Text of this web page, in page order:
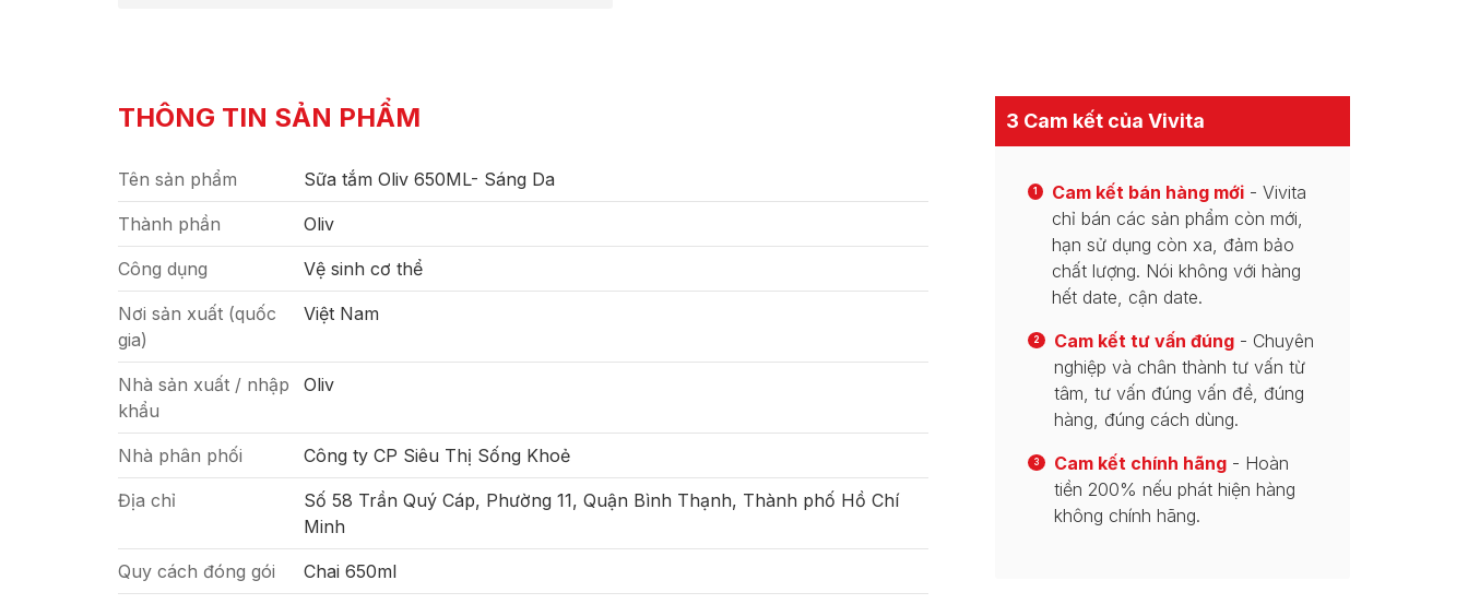
THÔNG TIN SẢN PHẨM
Tên sản phẩm Sữa tắm Oliv 650ML- Sáng Da
Thành phần Oliv
Công dụng Vệ sinh cơ thể
Nơi sản xuất (quốc
gia)
Việt Nam
Nhà sản xuất / nhập
khẩu
Oliv
Nhà phân phối Công ty CP Siêu Thị Sống Khoẻ
Địa chỉ
Số 58 Trần Quý Cáp, Phường 11, Quận Bình Thạnh, Thành phố Hồ Chí
Minh
Quy cách đóng gói Chai 650ml
3 Cam kết của Vivita
1 Cam kết bán hàng mới - Vivita
chỉ bán các sản phẩm còn mới,
hạn sử dụng còn xa, đảm bảo
chất lượng. Nói không với hàng
hết date, cận date.
2 Cam kết tư vấn đúng - Chuyên
nghiệp và chân thành tư vấn từ
tâm, tư vấn đúng vấn đề, đúng
hàng, đúng cách dùng.
3 Cam kết chính hãng - Hoàn
tiền 200% nếu phát hiện hàng
không chính hãng.